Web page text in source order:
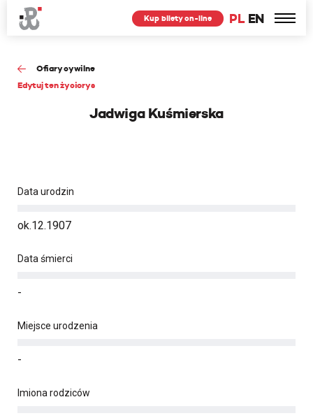
PL EN
Kup bilety on-line
Ofiary cywilne
Edytuj ten życiorys
Jadwiga Kuśmierska
Data urodzin
ok.12.1907
Data śmierci
-
Miejsce urodzenia
-
Imiona rodziców